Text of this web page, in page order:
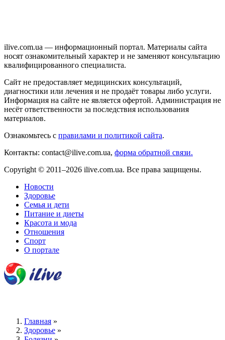
ilive.com.ua — информационный портал. Материалы сайта
носят ознакомительный характер и не заменяют консультацию
квалифицированного специалиста.
Сайт не предоставляет медицинских консультаций,
диагностики или лечения и не продаёт товары либо услуги.
Информация на сайте не является офертой. Администрация не
несёт ответственности за последствия использования
материалов.
Ознакомьтесь с правилами и политикой сайта.
Контакты: contact@ilive.com.ua, форма обратной связи.
Copyright © 2011–2026 ilive.com.ua. Все права защищены.
Новости
Здоровье
Семья и дети
Питание и диеты
Красота и мода
Отношения
Спорт
О портале
Главная »
Здоровье »